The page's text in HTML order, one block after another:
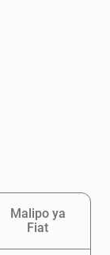
Malipo ya
Fiat